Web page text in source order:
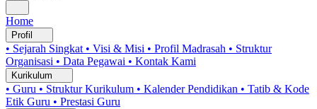
Home
Profil
• Sejarah Singkat • Visi & Misi • Profil Madrasah • Struktur
Organisasi • Data Pegawai • Kontak Kami
Kurikulum
• Guru • Struktur Kurikulum • Kalender Pendidikan • Tatib & Kode
Etik Guru • Prestasi Guru